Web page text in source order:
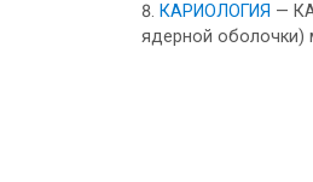
КАРИОЛОГИЯ —
ядерной оболочки)